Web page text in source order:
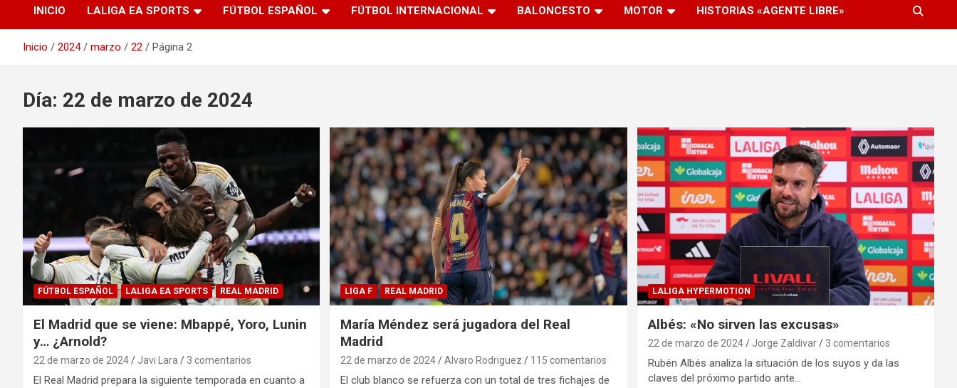
INICIO LALIGA EA SPORTS FÚTBOL ESPAÑOL FÚTBOL INTERNACIONAL BALONCESTO MOTOR HISTORIAS «AGENTE LIBRE»
Inicio 2024 marzo 22 Página 2
Día: 22 de marzo de 2024
FÚTBOL ESPAÑOL LALIGA EA SPORTS REAL MADRID
El Madrid que se viene: Mbappé, Yoro, Lunin
y… ¿Arnold?
22 de marzo de 2024 Javi Lara 3 comentarios
El Real Madrid prepara la siguiente temporada en cuanto a
LIGA F REAL MADRID
María Méndez será jugadora del Real
Madrid
22 de marzo de 2024 Alvaro Rodriguez 115 comentarios
El club blanco se refuerza con un total de tres fichajes de
LALIGA HYPERMOTION
Albés: «No sirven las excusas»
22 de marzo de 2024 Jorge Zaldivar 3 comentarios
Rubén Albés analiza la situación de los suyos y da las
claves del próximo partido ante…